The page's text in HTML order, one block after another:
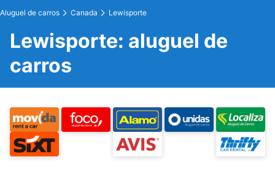
Aluguel de carros Canada Lewisporte
Lewisporte: aluguel de
carros